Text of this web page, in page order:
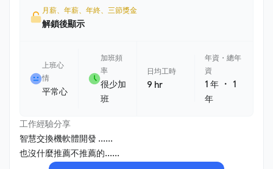
月薪、年薪、年終、三節獎金
解鎖後顯示
上班心
情
平常心
加班頻
率
很少加
班
日均工時
9 hr
年資・總年
資
1 年 ・1
年
工作經驗分享
智慧交換機軟體開發 ......
也沒什麼推薦不推薦的......